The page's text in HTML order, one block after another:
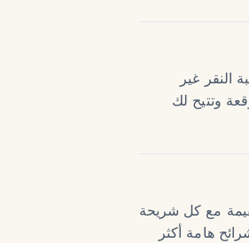
النقر غير
وتتيح لك
مع كل شريحة
هامة أكثر